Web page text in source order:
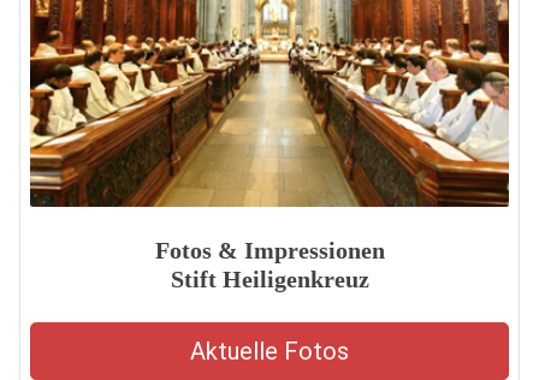
Fotos & Impressionen
Stift Heiligenkreuz
Aktuelle Fotos